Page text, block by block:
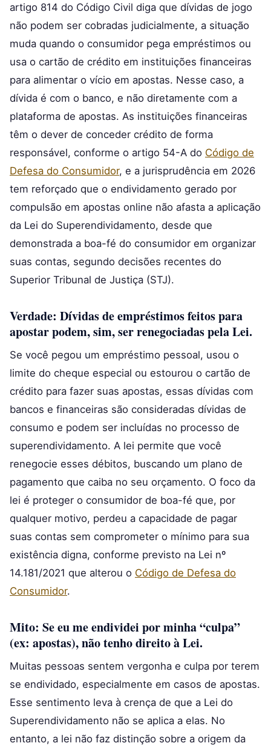
artigo 814 do Código Civil diga que dívidas de jogo
não podem ser cobradas judicialmente, a situação
muda quando o consumidor pega empréstimos ou
usa o cartão de crédito em instituições financeiras
para alimentar o vício em apostas. Nesse caso, a
dívida é com o banco, e não diretamente com a
plataforma de apostas. As instituições financeiras
têm o dever de conceder crédito de forma
responsável, conforme o artigo 54-A do Código de
Defesa do Consumidor, e a jurisprudência em 2026
tem reforçado que o endividamento gerado por
compulsão em apostas online não afasta a aplicação
da Lei do Superendividamento, desde que
demonstrada a boa-fé do consumidor em organizar
suas contas, segundo decisões recentes do
Superior Tribunal de Justiça (STJ).
Verdade: Dívidas de empréstimos feitos para
apostar podem, sim, ser renegociadas pela Lei.
Se você pegou um empréstimo pessoal, usou o
limite do cheque especial ou estourou o cartão de
crédito para fazer suas apostas, essas dívidas com
bancos e financeiras são consideradas dívidas de
consumo e podem ser incluídas no processo de
superendividamento. A lei permite que você
renegocie esses débitos, buscando um plano de
pagamento que caiba no seu orçamento. O foco da
lei é proteger o consumidor de boa-fé que, por
qualquer motivo, perdeu a capacidade de pagar
suas contas sem comprometer o mínimo para sua
existência digna, conforme previsto na Lei nº
14.181/2021 que alterou o Código de Defesa do
Consumidor.
Mito: Se eu me endividei por minha “culpa”
(ex: apostas), não tenho direito à Lei.
Muitas pessoas sentem vergonha e culpa por terem
se endividado, especialmente em casos de apostas.
Esse sentimento leva à crença de que a Lei do
Superendividamento não se aplica a elas. No
entanto, a lei não faz distinção sobre a origem da